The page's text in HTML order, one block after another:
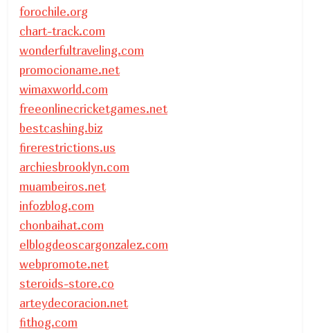
forochile.org
chart-track.com
wonderfultraveling.com
promocioname.net
wimaxworld.com
freeonlinecricketgames.net
bestcashing.biz
firerestrictions.us
archiesbrooklyn.com
muambeiros.net
infozblog.com
chonbaihat.com
elblogdeoscargonzalez.com
webpromote.net
steroids-store.co
arteydecoracion.net
fithog.com